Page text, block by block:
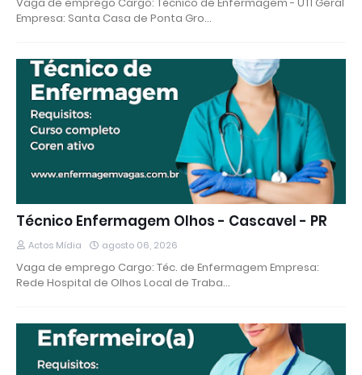
Empresa: Santa Casa de Ponta Gro…
Técnico Enfermagem Olhos - Cascavel - PR
Actos Mídia agosto 06, 2026
Vaga de emprego Cargo: Téc. de Enfermagem Empresa:
Rede Hospital de Olhos Local de Traba…